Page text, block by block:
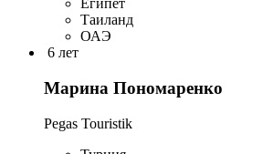
Египет
Таиланд
ОАЭ
6 лет
Марина Пономаренко
Pegas Touristik